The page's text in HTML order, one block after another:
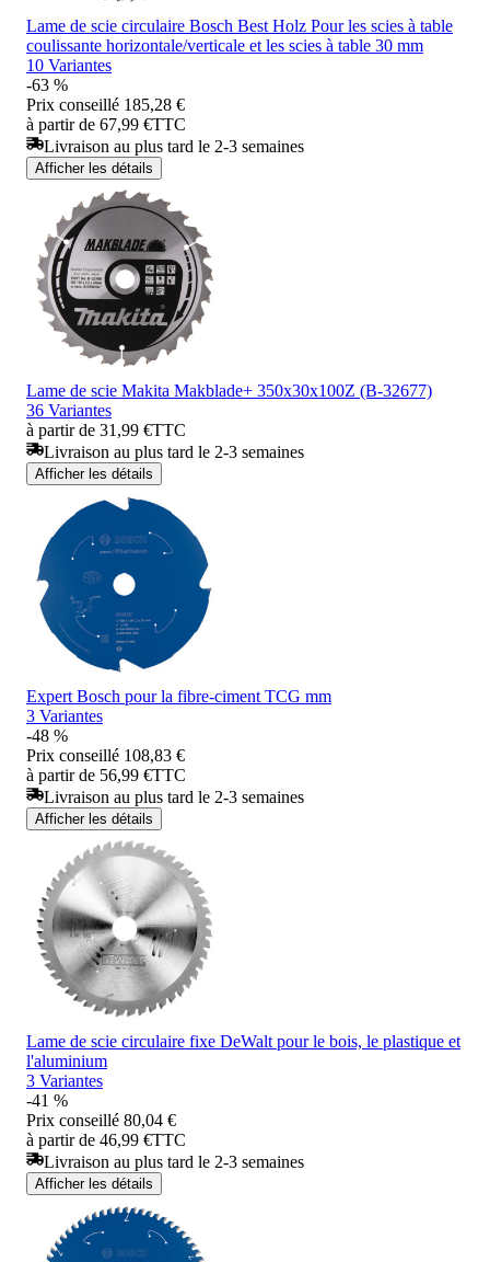
Lame de scie circulaire Bosch Best Holz Pour les scies à table
coulissante horizontale/verticale et les scies à table 30 mm
10 Variantes
-63 %
Prix conseillé 185,28 €
à partir de 67,99 €TTC
Livraison au plus tard le 2-3 semaines
Afficher les détails
Lame de scie Makita Makblade+ 350x30x100Z (B-32677)
36 Variantes
à partir de 31,99 €TTC
Livraison au plus tard le 2-3 semaines
Afficher les détails
Expert Bosch pour la fibre-ciment TCG mm
3 Variantes
-48 %
Prix conseillé 108,83 €
à partir de 56,99 €TTC
Livraison au plus tard le 2-3 semaines
Afficher les détails
Lame de scie circulaire fixe DeWalt pour le bois, le plastique et
l'aluminium
3 Variantes
-41 %
Prix conseillé 80,04 €
à partir de 46,99 €TTC
Livraison au plus tard le 2-3 semaines
Afficher les détails